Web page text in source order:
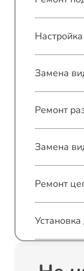
Замена
Ремонт
Замена
Ремонт